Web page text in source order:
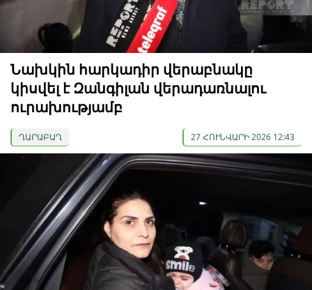
Նախկին հարկադիր վերաբնակը
կիսվել է Զանգիլան վերադառնալու
ուրախությամբ
ՂԱՐԱԲԱՂ 27 ՀՈՒՆՎԱՐԻ 2026 12:43